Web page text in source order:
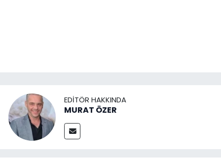
EDITÖR HAKKINDA
MURAT ÖZER